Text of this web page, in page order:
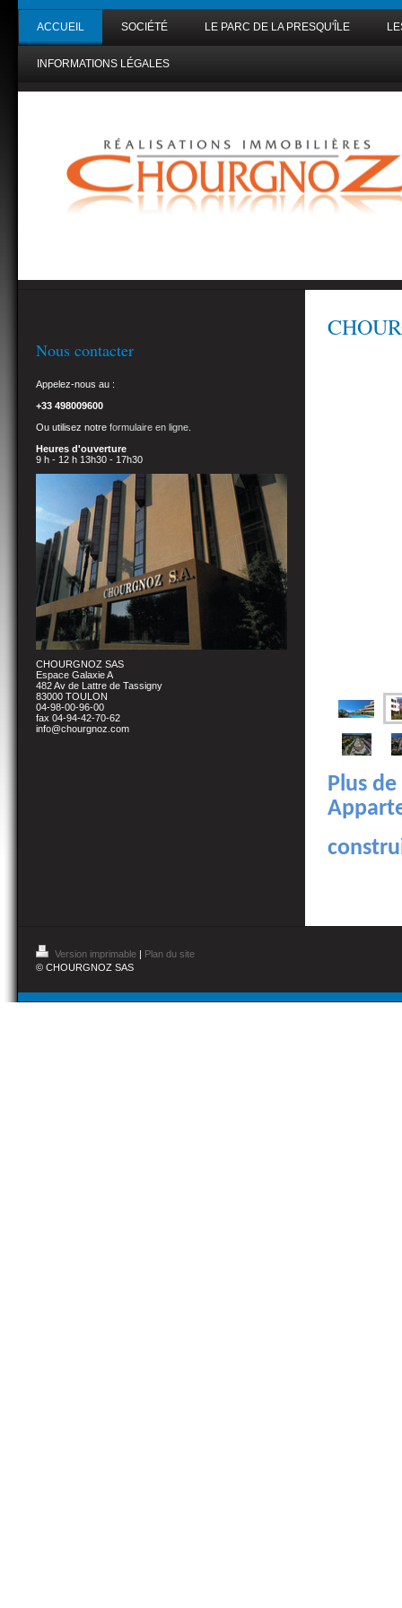
ACCUEIL SOCIÉTÉ LE PARC DE LA PRESQU'ÎLE
INFORMATIONS LÉGALES
Nous contacter
Appelez-nous au :
+33 498009600
Ou utilisez notre formulaire en ligne
Heures d'ouverture
9 h - 12 h 13h30 - 17h30
CHOURGNOZ SAS
Espace Galaxie A
482 Av de Lattre de Tassigny
83000 TOULON
04-98-00-96-00
fax 04-94-42-70-62
info@chourgnoz.com
Plus
Version imprimable | Plan du site
© CHOURGNOZ SAS